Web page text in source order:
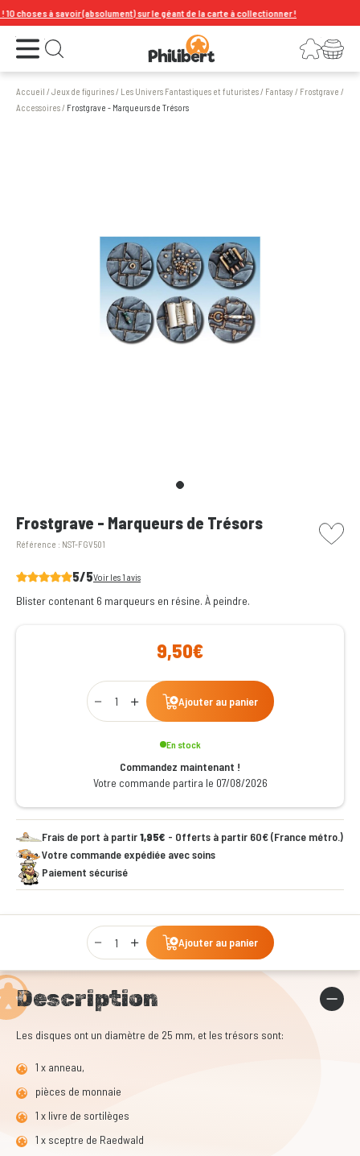
à savoir (absolument) sur le géant de la carte à collectionner !
Ouvrir le menu Ouvrir la recherche Connexion
Votre panier
Accueil /Jeux de figurines/ Les Univers Fantastiques et futuristes/ Fantasy/ Frostgrave /
Accessoires/ Frostgrave - Marqueurs de Trésors
Frostgrave - Marqueurs de Trésors
Référence : NST-FGV501
picto
5/5Voir les 1 avis
Blister contenant 6 marqueurs en résine. À peindre.
9,50€
Qty
Ajouter au panier
En stock
Commandez maintenant !
Votre commande partira le 07/08/2026
Frais de port à partir1,95€ - Offerts à partir 60€ (France métro.)
Votre commande expédiée avec soins
Paiement sécurisé
Qty
Ajouter au panier
Description
Les disques ont un diamètre de 25 mm, et les trésors sont:
1 x anneau,
pièces de monnaie
1 x livre de sortilèges
1 x sceptre de Raedwald